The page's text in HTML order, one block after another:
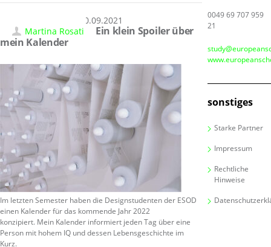
10.09.2021
Martina Rosati
Ein klein Spoiler über
mein Kalender
Im letzten Semester haben die Designstudenten der ESOD
einen Kalender für das kommende Jahr 2022
konzipiert. Mein Kalender informiert jeden Tag über eine
Person mit hohem IQ und dessen Lebensgeschichte im
Kurz.
0049 69 707 959
21
sonstiges
Starke Partner
Impressum
Rechtliche
Hinweise